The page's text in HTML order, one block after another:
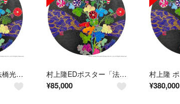
村上隆ポスター 法橋光琳 さすらいの旅からの帰還 村上隆EDポスター「法橋光琳」 〈さすらいの旅からの帰還〉新品未開封
¥85,000 ¥380,000